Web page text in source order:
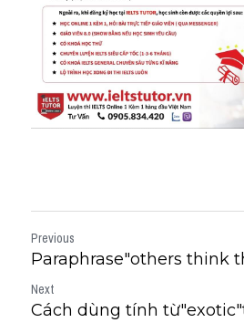
Previous
Paraphrase"others think
Next
Cách dùng tính